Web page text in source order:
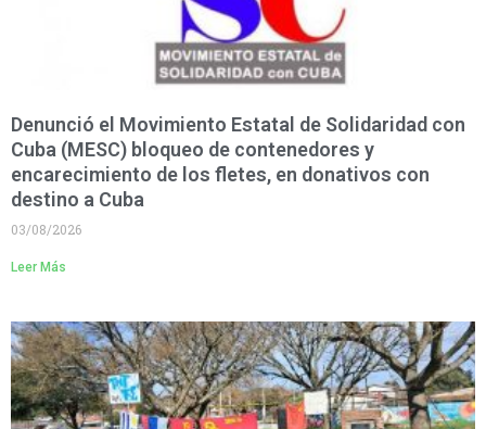
Denunció el Movimiento Estatal de Solidaridad con
Cuba (MESC) bloqueo de contenedores y
encarecimiento de los fletes, en donativos con
destino a Cuba
03/08/2026
Leer Más